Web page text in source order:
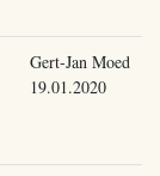
Gert-Jan Moed
19.01.2020